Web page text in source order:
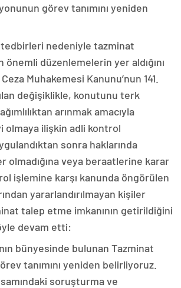
görev tanımını yeniden
nedeniyle tazminat
düzenlemelerin yer aldığını
Muhakemesi Kanunu’nun 141.
değişiklikle, konutunu terk
arınmak amacıyla
olmaya ilişkin adli kontrol
sonra haklarında
olmadığına veya beraatlerine karar
işlemine karşı kanunda öngörülen
yararlandırılmayan kişiler
talep etme imkanının getirildiğini
devam etti:
bünyesinde bulunan Tazminat
tanımını yeniden belirliyoruz.
soruşturma ve